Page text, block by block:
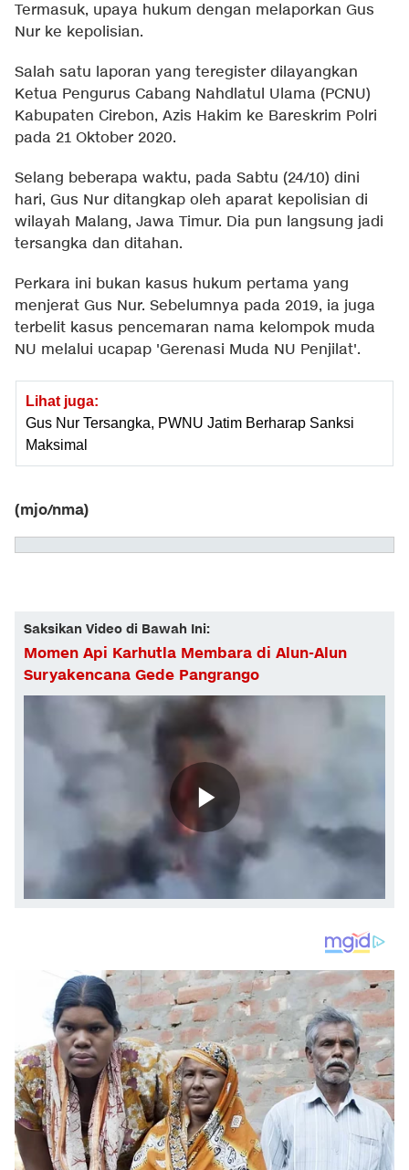
Termasuk, upaya hukum dengan melaporkan Gus
Nur ke kepolisian.
Salah satu laporan yang teregister dilayangkan
Ketua Pengurus Cabang Nahdlatul Ulama (PCNU)
Kabupaten Cirebon, Azis Hakim ke Bareskrim Polri
pada 21 Oktober 2020.
Selang beberapa waktu, pada Sabtu (24/10) dini
hari, Gus Nur ditangkap oleh aparat kepolisian di
wilayah Malang, Jawa Timur. Dia pun langsung jadi
tersangka dan ditahan.
Perkara ini bukan kasus hukum pertama yang
menjerat Gus Nur. Sebelumnya pada 2019, ia juga
terbelit kasus pencemaran nama kelompok muda
NU melalui ucapap 'Gerenasi Muda NU Penjilat'.
Lihat juga:
Gus Nur Tersangka, PWNU Jatim Berharap Sanksi
Maksimal
(mjo/nma)
Saksikan Video di Bawah Ini:
Momen Api Karhutla Membara di Alun-Alun
Suryakencana Gede Pangrango